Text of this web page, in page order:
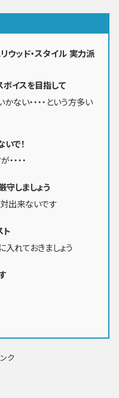
ウッド・スタイル 実力派
ボイスを目指して
ない・・・・という方多い
で！
・・・
しましょう
出来ないです
ト
れておきましょう
ク